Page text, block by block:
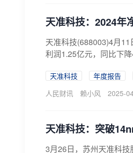
天准科技：2024年
天准科技(688003)4月
利润1.25亿元，同比下
天准科技 年度报告
人民财讯
赖小风 2025-
天准科技：突破
3月26日，苏州天准科